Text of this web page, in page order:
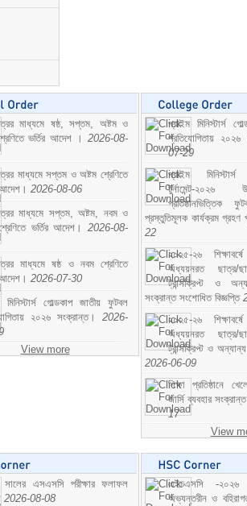
মাধ্যমে ষষ্ঠ, সপ্তম, অষ্টম ও
ভর্তির আদেশ । 2026-08-
মাধ্যমে সপ্তম ও অষ্টম শ্রেণিতে
আদেশ। 2026-08-06
মাধ্যমে সপ্তম, অষ্টম, নবম ও
ভর্তির আদেশ। 2026-08-
মাধ্যমে ষষ্ঠ ও নবম শ্রেণিতে
আদেশ। 2026-07-30
মিনিস্টার্স গোল্ডকাপ জাতীয় ফুটবল
২০২৬ সংক্রান্ত। 2026-
View more
প্রাইম মিনিস্টার্স
প্রতিযোগিতায় ২০২৬
07-29
প্রাইম
টুর্নামেন্ট-২০২৬
প্রস্তুতিমূলক কার্যক্রম গ্রহণ
22
২০২৫-২৬
অধ্যয়নরত ছাত্র/
ট্রান্সক্রিপ্ট ও
সংক্রান্ত সংশোধিত বিজ্ঞপ্তি
২০২৫-২৬
অধ্যয়নরত ছাত্র/
ট্রান্সক্রিপ্ট ও
2026-06-09
শিক্ষা প্রতিষ্ঠানে
জার্সি ব্যবহার
17
View
এসএসসি পরীক্ষার ফলাফল
2026-08-08
এইচএসসি -২০২৬
অভ্যন্তরীন ও